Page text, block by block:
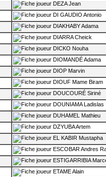
DEZA Jean
DI GAUDIO Antonio
DIAKHABY Adama
DIARRA Cheick
DICKO Nouha
DIOMANDÉ Adama
DIOP Marvin
DIOUF Mame Biram
DOUCOURÉ Siriné
DOUNIAMA Ladislas
DUHAMEL Mathieu
DZYUBA Artem
EL KABIR Mustapha
ESCOBAR Andres
ESTIGARRIBIA
ETAME Alain